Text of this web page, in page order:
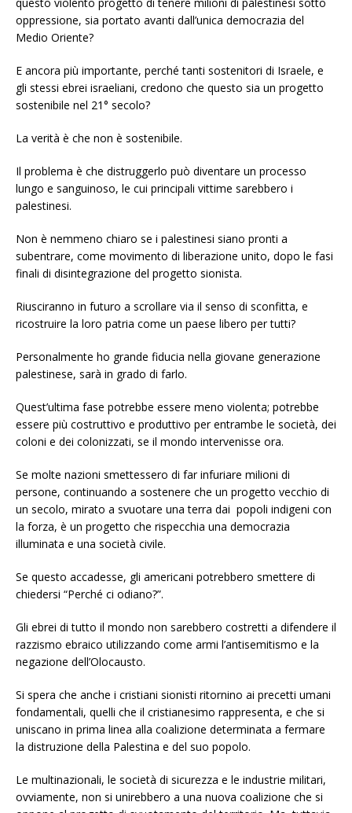
questo violento progetto di tenere milioni di palestinesi sotto
oppressione, sia portato avanti dall’unica democrazia del
Medio Oriente?
E ancora più importante, perché tanti sostenitori di Israele, e
gli stessi ebrei israeliani, credono che questo sia un progetto
sostenibile nel 21° secolo?
La verità è che non è sostenibile.
Il problema è che distruggerlo può diventare un processo
lungo e sanguinoso, le cui principali vittime sarebbero i
palestinesi.
Non è nemmeno chiaro se i palestinesi siano pronti a
subentrare, come movimento di liberazione unito, dopo le fasi
finali di disintegrazione del progetto sionista.
Riusciranno in futuro a scrollare via il senso di sconfitta, e
ricostruire la loro patria come un paese libero per tutti?
Personalmente ho grande fiducia nella giovane generazione
palestinese, sarà in grado di farlo.
Quest’ultima fase potrebbe essere meno violenta; potrebbe
essere più costruttivo e produttivo per entrambe le società, dei
coloni e dei colonizzati, se il mondo intervenisse ora.
Se molte nazioni smettessero di far infuriare milioni di
persone, continuando a sostenere che un progetto vecchio di
un secolo, mirato a svuotare una terra dai popoli indigeni con
la forza, è un progetto che rispecchia una democrazia
illuminata e una società civile.
Se questo accadesse, gli americani potrebbero smettere di
chiedersi “Perché ci odiano?”.
Gli ebrei di tutto il mondo non sarebbero costretti a difendere il
razzismo ebraico utilizzando come armi l’antisemitismo e la
negazione dell’Olocausto.
Si spera che anche i cristiani sionisti ritornino ai precetti umani
fondamentali, quelli che il cristianesimo rappresenta, e che si
uniscano in prima linea alla coalizione determinata a fermare
la distruzione della Palestina e del suo popolo.
Le multinazionali, le società di sicurezza e le industrie militari,
ovviamente, non si unirebbero a una nuova coalizione che si